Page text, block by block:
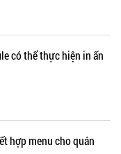
có thể thực hiện in ấn
hợp menu cho quán